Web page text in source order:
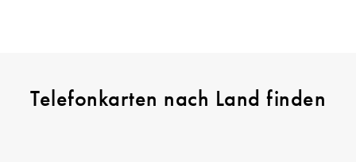
Telefonkarten nach Land finden